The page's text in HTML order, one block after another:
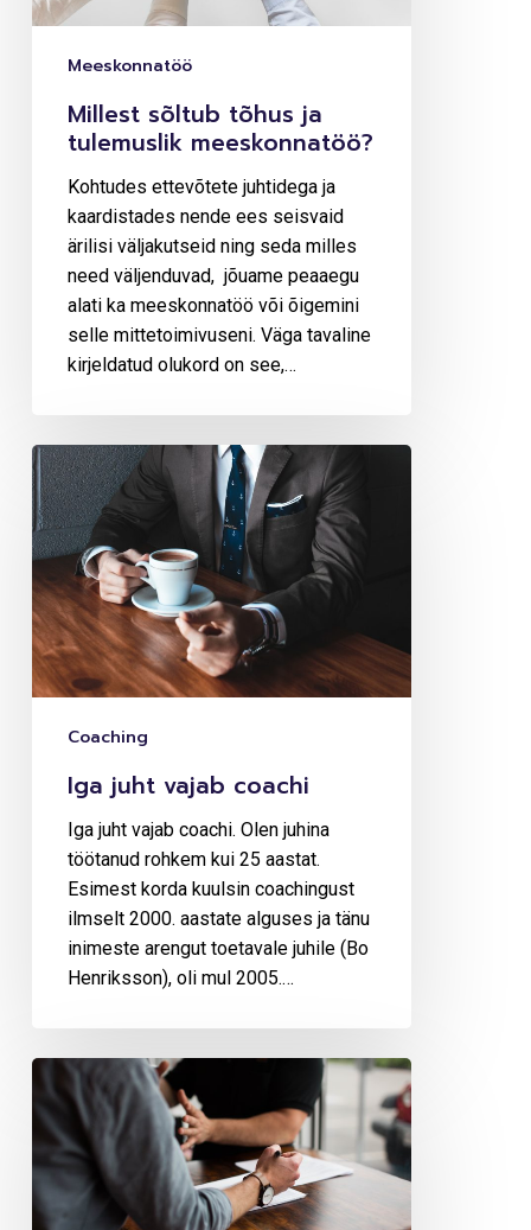
Meeskonnatöö
Millest sõltub tõhus ja
tulemuslik meeskonnatöö?
Kohtudes ettevõtete juhtidega ja
kaardistades nende ees seisvaid
ärilisi väljakutseid ning seda milles
need väljenduvad, jõuame peaaegu
alati ka meeskonnatöö või õigemini
selle mittetoimivuseni. Väga tavaline
kirjeldatud olukord on see,…
Iga
juht
vajab
coachi
Coaching
Iga juht vajab coachi
Iga juht vajab coachi. Olen juhina
töötanud rohkem kui 25 aastat.
Esimest korda kuulsin coachingust
ilmselt 2000. aastate alguses ja tänu
inimeste arengut toetavale juhile (Bo
Henriksson), oli mul 2005.…
Oskused
mida
juhid
peavad
harjutama